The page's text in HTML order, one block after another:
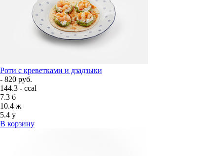
Роти с креветками и дзадзыки
- 820 руб.
144.3 - ccal
7.3 б
10.4 ж
5.4 у
В корзину